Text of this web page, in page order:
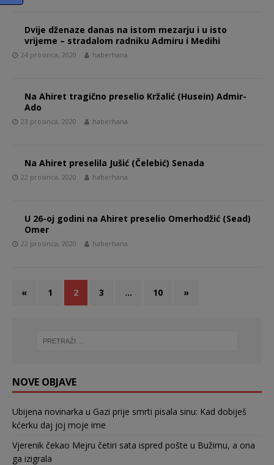
Dvije dženaze danas na istom mezarju i u isto
vrijeme – stradalom radniku Admiru i Medihi
24 prosinca, 2020 haberhana
Na Ahiret tragično preselio Kržalić (Husein) Admir-
Ado
23 prosinca, 2020 haberhana
Na Ahiret preselila Jušić (Čelebić) Senada
22 prosinca, 2020 haberhana
U 26-oj godini na Ahiret preselio Omerhodžić (Sead)
Omer
22 prosinca, 2020 haberhana
« 1 2 3 … 10 »
NOVE OBJAVE
Ubijena novinarka u Gazi prije smrti pisala sinu: Kad dobiješ
kćerku daj joj moje ime
Vjerenik čekao Mejru četiri sata ispred pošte u Bužimu, a ona
ga izigrala